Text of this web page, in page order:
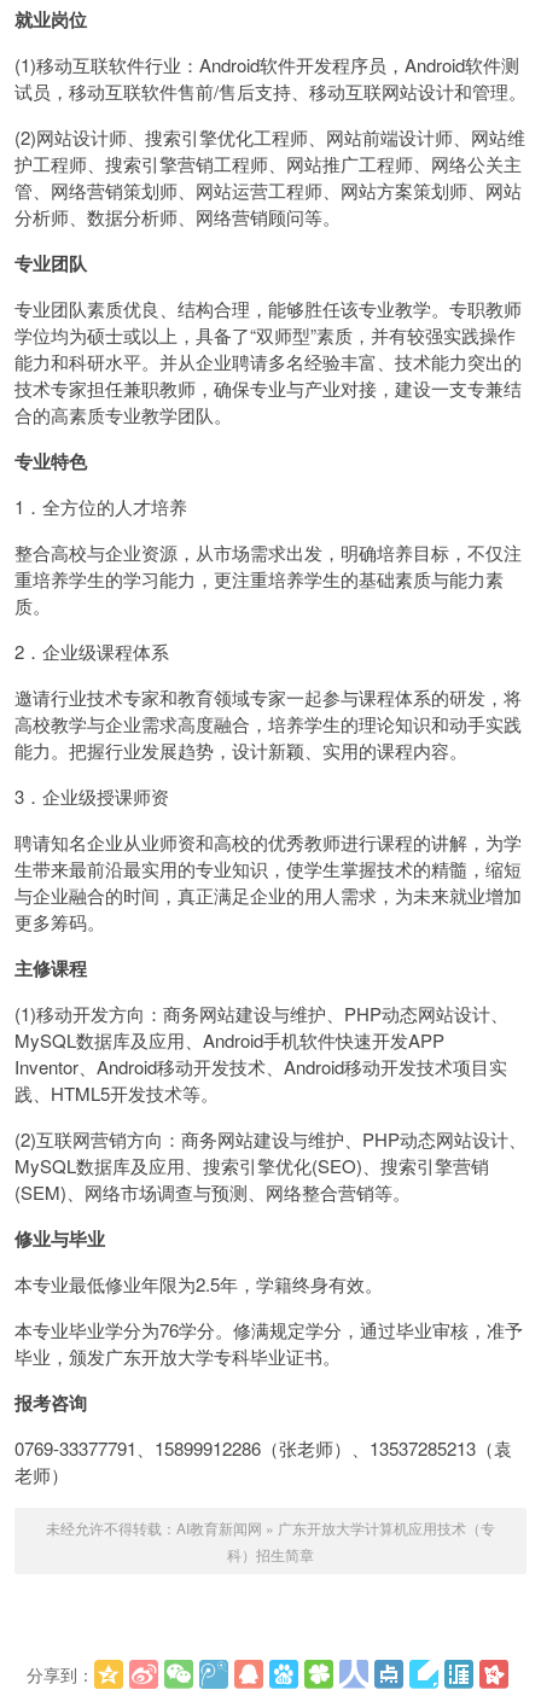
就业岗位
(1)移动互联软件行业：Android软件开发程序员，Android软件测
试员，移动互联软件售前/售后支持、移动互联网站设计和管理。
(2)网站设计师、搜索引擎优化工程师、网站前端设计师、网站维
护工程师、搜索引擎营销工程师、网站推广工程师、网络公关主
管、网络营销策划师、网站运营工程师、网站方案策划师、网站
分析师、数据分析师、网络营销顾问等。
专业团队
专业团队素质优良、结构合理，能够胜任该专业教学。专职教师
学位均为硕士或以上，具备了“双师型”素质，并有较强实践操作
能力和科研水平。并从企业聘请多名经验丰富、技术能力突出的
技术专家担任兼职教师，确保专业与产业对接，建设一支专兼结
合的高素质专业教学团队。
专业特色
1．全方位的人才培养
整合高校与企业资源，从市场需求出发，明确培养目标，不仅注
重培养学生的学习能力，更注重培养学生的基础素质与能力素
质。
2．企业级课程体系
邀请行业技术专家和教育领域专家一起参与课程体系的研发，将
高校教学与企业需求高度融合，培养学生的理论知识和动手实践
能力。把握行业发展趋势，设计新颖、实用的课程内容。
3．企业级授课师资
聘请知名企业从业师资和高校的优秀教师进行课程的讲解，为学
生带来最前沿最实用的专业知识，使学生掌握技术的精髓，缩短
与企业融合的时间，真正满足企业的用人需求，为未来就业增加
更多筹码。
主修课程
(1)移动开发方向：商务网站建设与维护、PHP动态网站设计、
MySQL数据库及应用、Android手机软件快速开发APP
Inventor、Android移动开发技术、Android移动开发技术项目实
践、HTML5开发技术等。
(2)互联网营销方向：商务网站建设与维护、PHP动态网站设计、
MySQL数据库及应用、搜索引擎优化(SEO)、搜索引擎营销
(SEM)、网络市场调查与预测、网络整合营销等。
修业与毕业
本专业最低修业年限为2.5年，学籍终身有效。
本专业毕业学分为76学分。修满规定学分，通过毕业审核，准予
毕业，颁发广东开放大学专科毕业证书。
报考咨询
0769-33377791、15899912286（张老师）、13537285213（袁
老师）
未经允许不得转载： AI教育新闻网 » 广东开放大学计算机应用技术（专
科）招生简章
分享到：